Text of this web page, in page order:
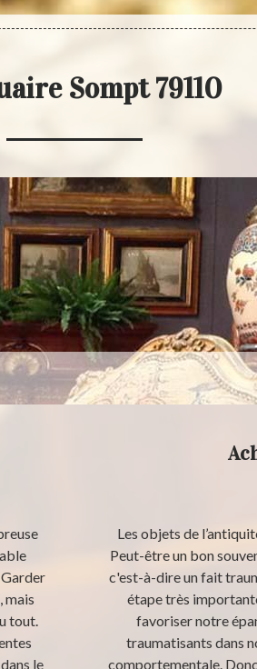
Sompt 79110
mais
tout.
le
Les objets de
Peut-être un bon
c'est-à-dire un fait
étape très
favoriser notre
traumatisants dans
comportementale.